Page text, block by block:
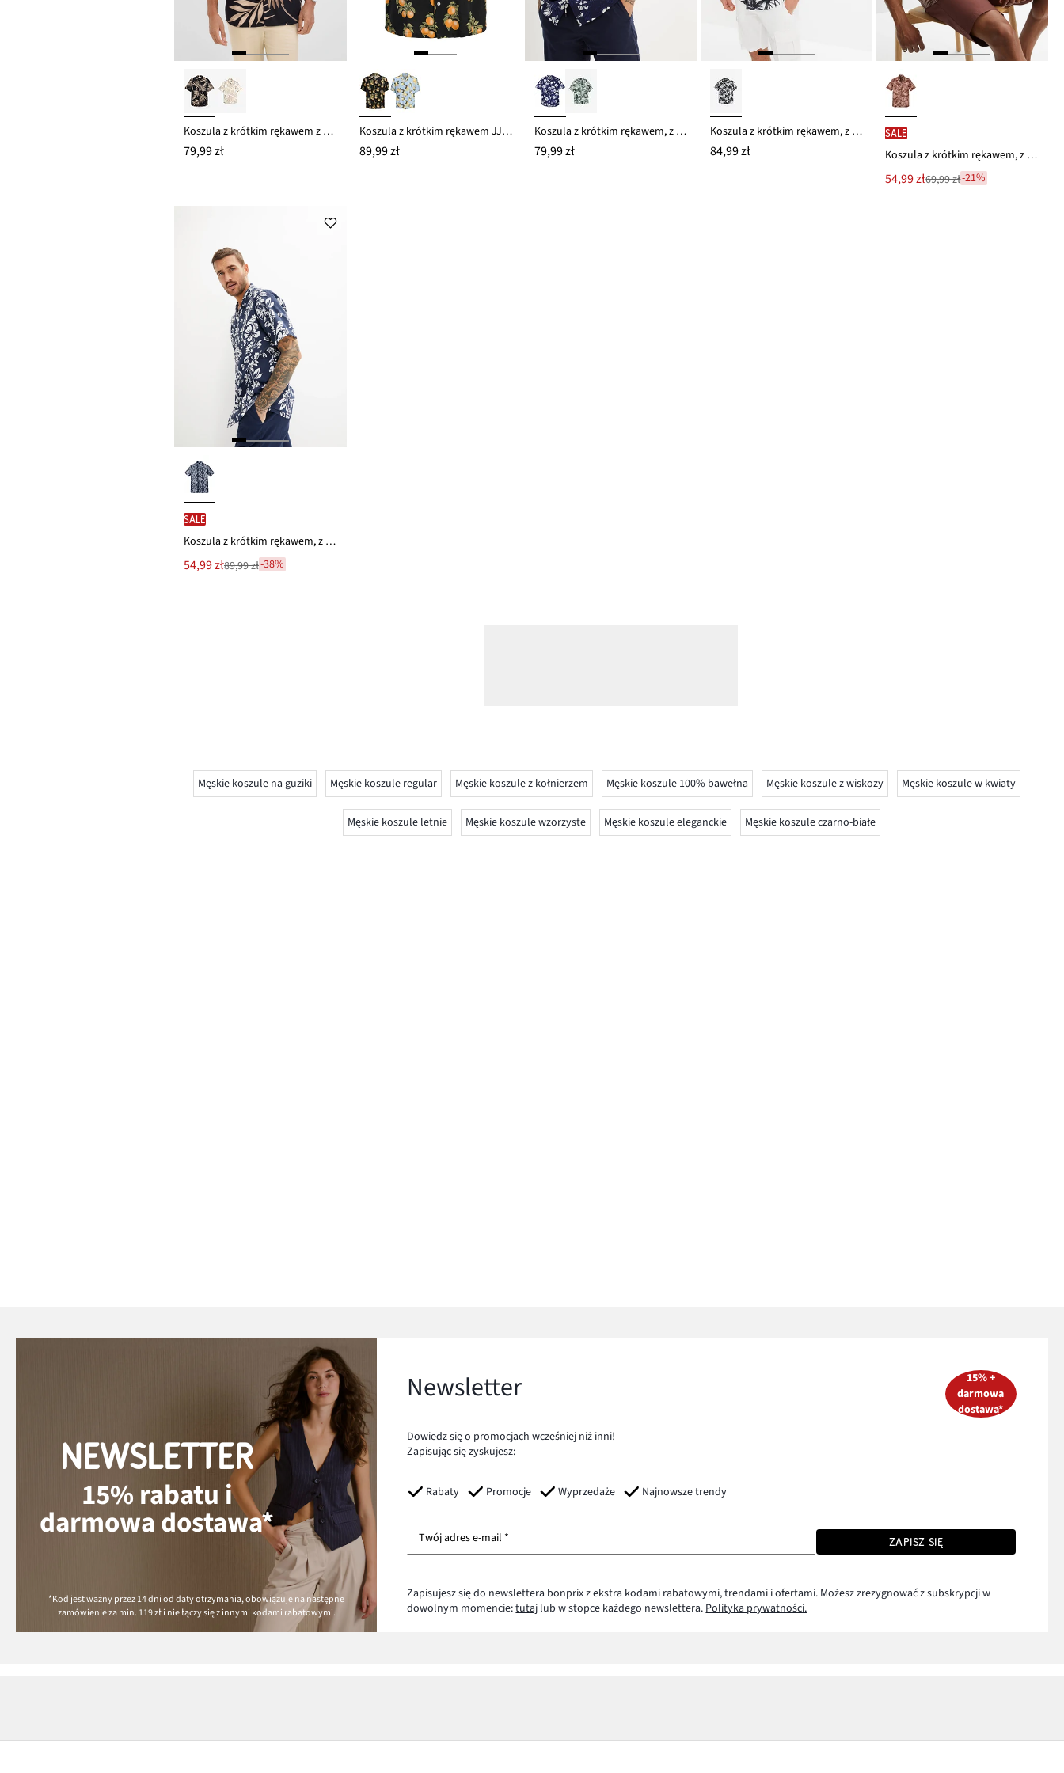
Koszula z krótkim rękawem z czystej bawełny organicznej
79,99 zł
Koszula z krótkim rękawem JJ REBEL z lejącej wiskozy
89,99 zł
Koszula z krótkim rękawem, z wiskozy
79,99 zł
Koszula z krótkim rękawem, z wiskozy, slim fit
84,99 zł
SALE
Koszula z krótkim rękawem, z czystej bawełny
Nowa
cena
54,99 zł
Przeceniono
69,99 zł-21%
SALE
Koszula z krótkim rękawem, z nadrukiem w hawajskim stylu
Nowa
cena
54,99 zł
Przeceniono
89,99 zł-38%
Męskie koszule na guziki Męskie koszule regular Męskie koszule z kołnierzem Męskie koszule 100% bawełna Męskie koszule z wiskozy Męskie koszule w kwiaty
Męskie koszule letnie Męskie koszule wzorzyste Męskie koszule eleganckie Męskie koszule czarno-białe
NEWSLETTER
15% rabatu i
darmowa dostawa*
*Kod jest ważny przez 14 dni od daty otrzymania, obowiązuje na następne
zamówienie za min. 119 złi nie łączy się z innymi kodami rabatowymi.
Newsletter
Dowiedz się o promocjach wcześniej niż inni!
Zapisując się zyskujesz:
Rabaty Promocje Wyprzedaże Najnowsze trendy
15% +
darmowa
dostawa*
Twój adres e-mail * ZAPISZ SIĘ
Zapisujesz się do newslettera bonprix z ekstra kodami rabatowymi, trendami i ofertami. Możesz zrezygnować z subskrypcji w
dowolnym momencie:tutaj lub w stopce każdego newslettera.Polityka prywatności.